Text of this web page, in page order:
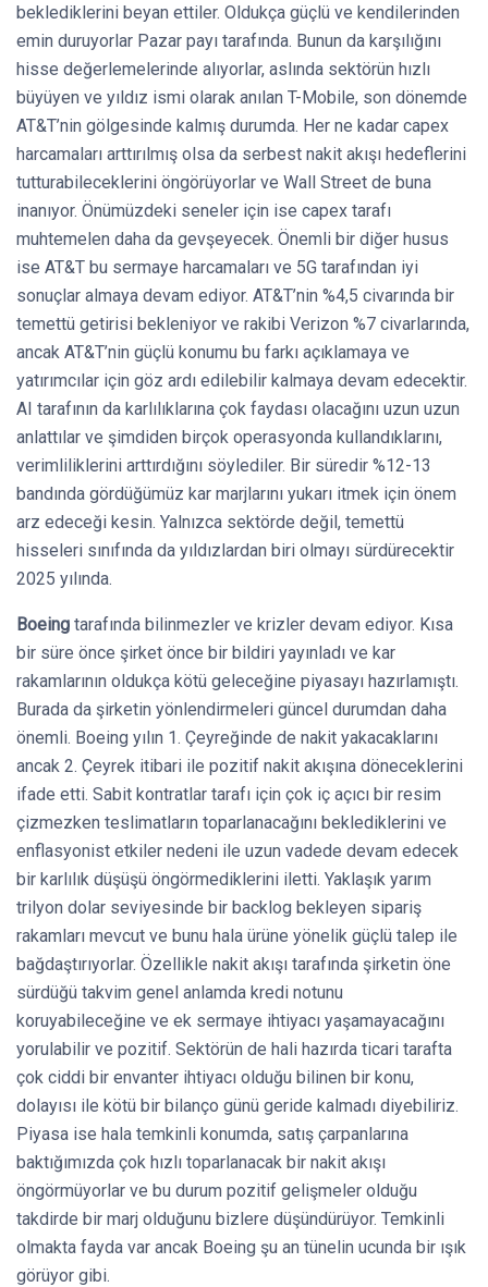
beklediklerini beyan ettiler. Oldukça güçlü ve kendilerinden
emin duruyorlar Pazar payı tarafında. Bunun da karşılığını
hisse değerlemelerinde alıyorlar, aslında sektörün hızlı
büyüyen ve yıldız ismi olarak anılan T-Mobile, son dönemde
AT&T’nin gölgesinde kalmış durumda. Her ne kadar capex
harcamaları arttırılmış olsa da serbest nakit akışı hedeflerini
tutturabileceklerini öngörüyorlar ve Wall Street de buna
inanıyor. Önümüzdeki seneler için ise capex tarafı
muhtemelen daha da gevşeyecek. Önemli bir diğer husus
ise AT&T bu sermaye harcamaları ve 5G tarafından iyi
sonuçlar almaya devam ediyor. AT&T’nin %4,5 civarında bir
temettü getirisi bekleniyor ve rakibi Verizon %7 civarlarında,
ancak AT&T’nin güçlü konumu bu farkı açıklamaya ve
yatırımcılar için göz ardı edilebilir kalmaya devam edecektir.
AI tarafının da karlılıklarına çok faydası olacağını uzun uzun
anlattılar ve şimdiden birçok operasyonda kullandıklarını,
verimliliklerini arttırdığını söylediler. Bir süredir %12-13
bandında gördüğümüz kar marjlarını yukarı itmek için önem
arz edeceği kesin. Yalnızca sektörde değil, temettü
hisseleri sınıfında da yıldızlardan biri olmayı sürdürecektir
2025 yılında.
Boeing tarafında bilinmezler ve krizler devam ediyor. Kısa
bir süre önce şirket önce bir bildiri yayınladı ve kar
rakamlarının oldukça kötü geleceğine piyasayı hazırlamıştı.
Burada da şirketin yönlendirmeleri güncel durumdan daha
önemli. Boeing yılın 1. Çeyreğinde de nakit yakacaklarını
ancak 2. Çeyrek itibari ile pozitif nakit akışına döneceklerini
ifade etti. Sabit kontratlar tarafı için çok iç açıcı bir resim
çizmezken teslimatların toparlanacağını beklediklerini ve
enflasyonist etkiler nedeni ile uzun vadede devam edecek
bir karlılık düşüşü öngörmediklerini iletti. Yaklaşık yarım
trilyon dolar seviyesinde bir backlog bekleyen sipariş
rakamları mevcut ve bunu hala ürüne yönelik güçlü talep ile
bağdaştırıyorlar. Özellikle nakit akışı tarafında şirketin öne
sürdüğü takvim genel anlamda kredi notunu
koruyabileceğine ve ek sermaye ihtiyacı yaşamayacağını
yorulabilir ve pozitif. Sektörün de hali hazırda ticari tarafta
çok ciddi bir envanter ihtiyacı olduğu bilinen bir konu,
dolayısı ile kötü bir bilanço günü geride kalmadı diyebiliriz.
Piyasa ise hala temkinli konumda, satış çarpanlarına
baktığımızda çok hızlı toparlanacak bir nakit akışı
öngörmüyorlar ve bu durum pozitif gelişmeler olduğu
takdirde bir marj olduğunu bizlere düşündürüyor. Temkinli
olmakta fayda var ancak Boeing şu an tünelin ucunda bir ışık
görüyor gibi.